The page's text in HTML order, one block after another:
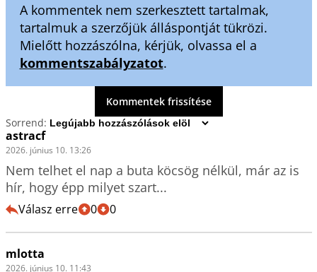
A kommentek nem szerkesztett tartalmak,
tartalmuk a szerzőjük álláspontját tükrözi.
Mielőtt hozzászólna, kérjük, olvassa el a
kommentszabályzatot.
Kommentek frissítése
Sorrend:
astracf
2026. június 10. 13:26
Nem telhet el nap a buta köcsög nélkül, már az is
hír, hogy épp milyet szart...
Válasz erre 0 0
mlotta
2026. június 10. 11:43